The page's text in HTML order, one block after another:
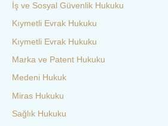
İş ve Sosyal Güvenlik Hukuku
Kıymetli Evrak Hukuku
Kıymetli Evrak Hukuku
Marka ve Patent Hukuku
Medeni Hukuk
Miras Hukuku
Sağlık Hukuku